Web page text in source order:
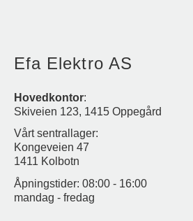
Efa Elektro AS
Hovedkontor:
Skiveien 123, 1415 Oppegård
Vårt sentrallager:
Kongeveien 47
1411 Kolbotn
Åpningstider: 08:00 - 16:00
mandag - fredag